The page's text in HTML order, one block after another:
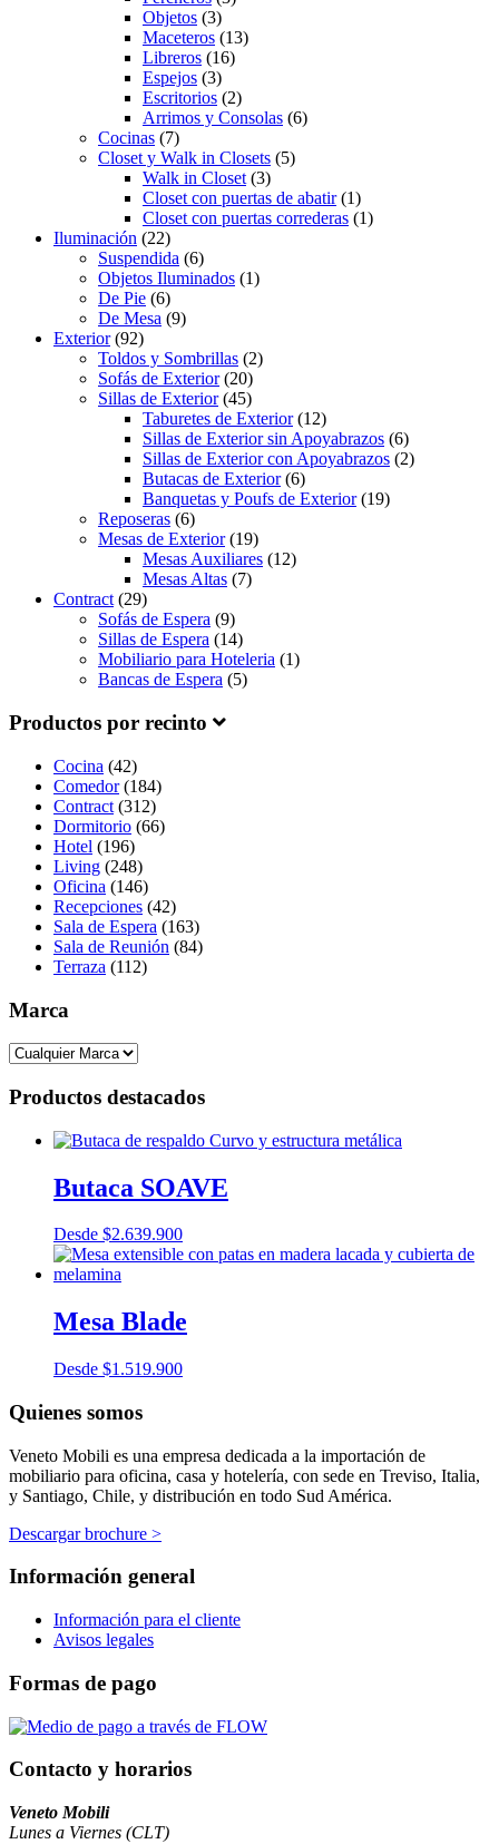
Objetos (3)
Maceteros (13)
Libreros (16)
Espejos (3)
Escritorios (2)
Arrimos y Consolas (6)
Cocinas (7)
Closet y Walk in Closets (5)
Walk in Closet (3)
Closet con puertas de abatir(1)
Closet con puertas correderas (1)
Iluminación (22)
Suspendida (6)
Objetos Iluminados (1)
De Pie (6)
De Mesa (9)
Exterior(92)
Toldos y Sombrillas (2)
Sofás de Exterior(20)
Sillas de Exterior(45)
Taburetes de Exterior(12)
Sillas de Exterior sin Apoyabrazos (6)
Sillas de Exterior con Apoyabrazos (2)
Butacas de Exterior(6)
Banquetas y Poufs de Exterior(19)
Reposeras (6)
Mesas de Exterior(19)
Mesas Auxiliares (12)
Mesas Altas (7)
Contract (29)
Sofás de Espera (9)
Sillas de Espera (14)
Mobiliario para Hoteleria (1)
Bancas de Espera (5)
Productos por recinto
Cocina (42)
Comedor(184)
Contract (312)
Dormitorio (66)
Hotel (196)
Living (248)
Oficina (146)
Recepciones (42)
Sala de Espera (163)
Sala de Reunión (84)
Terraza (112)
Marca
Productos destacados
Butaca SOAVE
Desde $2.639.900
Mesa Blade
Desde $1.519.900
Quienes somos
Veneto Mobili es una empresa dedicada a la importación de
mobiliario para oficina, casa y hotelería, con sede en Treviso, Italia,
y Santiago, Chile, y distribución en todo Sud América.
Descargar brochure >
Información general
Información para el cliente
Avisos legales
Formas de pago
Contacto y horarios
Veneto Mobili
Lunes a Viernes (CLT)